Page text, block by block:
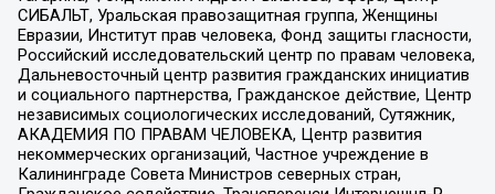
СИБАЛЬТ, Уральская правозащитная группа, Женщины
Евразии, Институт прав человека, Фонд защиты гласности,
Российский исследовательский центр по правам человека,
Дальневосточный центр развития гражданских инициатив
и социального партнерства, Гражданское действие, Центр
независимых социологических исследований, Сутяжник,
АКАДЕМИЯ ПО ПРАВАМ ЧЕЛОВЕКА, Центр развития
некоммерческих организаций, Частное учреждение в
Калининграде Совета Министров северных стран,